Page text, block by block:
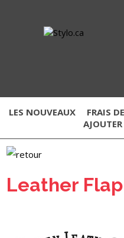
LES NOUVEAUX FRAIS
Leather